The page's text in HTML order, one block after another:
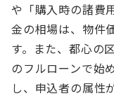
や「購入時の諸費
金の相場は、物件
す。また、都心の
のフルローンで始
し、申込者の属性